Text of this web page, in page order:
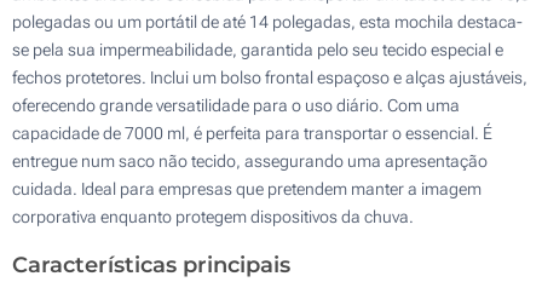
polegadas ou um portátil de até 14 polegadas, esta mochila destaca-
se pela sua impermeabilidade, garantida pelo seu tecido especial e
fechos protetores. Inclui um bolso frontal espaçoso e alças ajustáveis,
oferecendo grande versatilidade para o uso diário. Com uma
capacidade de 7000 ml, é perfeita para transportar o essencial. É
entregue num saco não tecido, assegurando uma apresentação
cuidada. Ideal para empresas que pretendem manter a imagem
corporativa enquanto protegem dispositivos da chuva.
Características principais